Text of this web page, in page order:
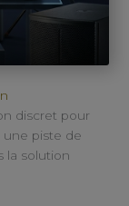
discret pour
piste de
la solution